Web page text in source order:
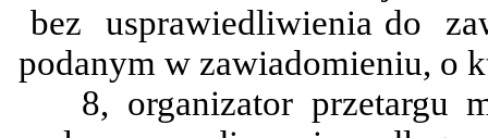
bez
usprawiedliwienia do
podanym w zawiadomieniu, o
8, organizator przetargu